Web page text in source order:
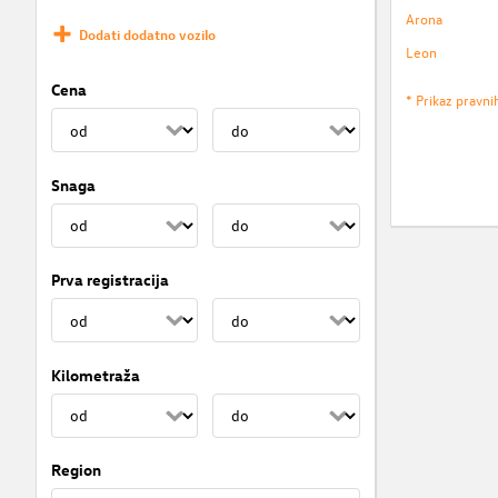
Dodati dodatno vozilo
Cena
Snaga
Prva registracija
Kilometraža
Region
Arona
Leon
* Prikaz